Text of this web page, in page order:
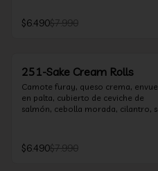
$6.490$7.990
251-Sake Cream Rolls
Camote furay, queso crema,
en palta, cubierto de ceviche de
salmón, cebolla morada, cilantro,
$6.490$7.990